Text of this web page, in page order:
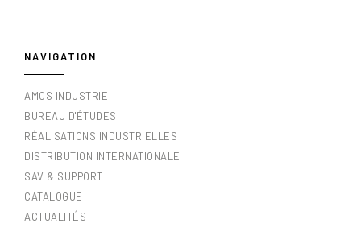
NAVIGATION
AMOS INDUSTRIE
BUREAU D'ÉTUDES
RÉALISATIONS INDUSTRIELLES
DISTRIBUTION INTERNATIONALE
SAV & SUPPORT
CATALOGUE
ACTUALITÉS